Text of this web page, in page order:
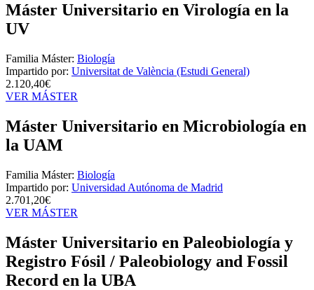
Máster Universitario en Virología en la
UV
Familia Máster: Biología
Impartido por: Universitat de València (Estudi General)
2.120,40€
VER MÁSTER
Máster Universitario en Microbiología en
la UAM
Familia Máster: Biología
Impartido por: Universidad Autónoma de Madrid
2.701,20€
VER MÁSTER
Máster Universitario en Paleobiología y
Registro Fósil / Paleobiology and Fossil
Record en la UBA